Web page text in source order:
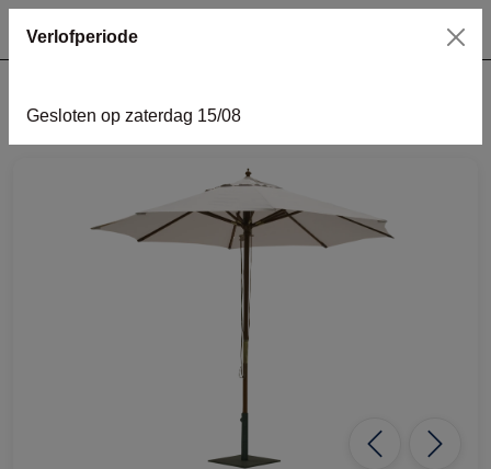
home inrichting Teakparasol ecru Ø 350cm
PreviousNext
Verlofperiode
Gesloten op zaterdag 15/08